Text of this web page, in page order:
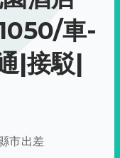
車-
|接駁|
市出差